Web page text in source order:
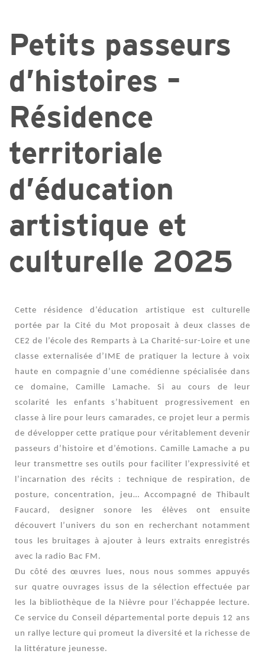
Petits passeurs
d’histoires –
Résidence
territoriale
d’éducation
artistique et
culturelle 2025
Cette résidence d’éducation artistique est culturelle
portée par la Cité du Mot proposait à deux classes de
CE2 de l’école des Remparts à La Charité-sur-Loire et une
classe externalisée d’IME de pratiquer la lecture à voix
haute en compagnie d’une comédienne spécialisée dans
ce domaine, Camille Lamache. Si au cours de leur
scolarité les enfants s’habituent progressivement en
classe à lire pour leurs camarades, ce projet leur a permis
de développer cette pratique pour véritablement devenir
passeurs d’histoire et d’émotions. Camille Lamache a pu
leur transmettre ses outils pour faciliter l’expressivité et
l’incarnation des récits : technique de respiration, de
posture, concentration, jeu… Accompagné de Thibault
Faucard, designer sonore les élèves ont ensuite
découvert l’univers du son en recherchant notamment
tous les bruitages à ajouter à leurs extraits enregistrés
avec la radio Bac FM.
Du côté des œuvres lues, nous nous sommes appuyés
sur quatre ouvrages issus de la sélection effectuée par
les la bibliothèque de la Nièvre pour l’échappée lecture.
Ce service du Conseil départemental porte depuis 12 ans
un rallye lecture qui promeut la diversité et la richesse de
la littérature jeunesse.